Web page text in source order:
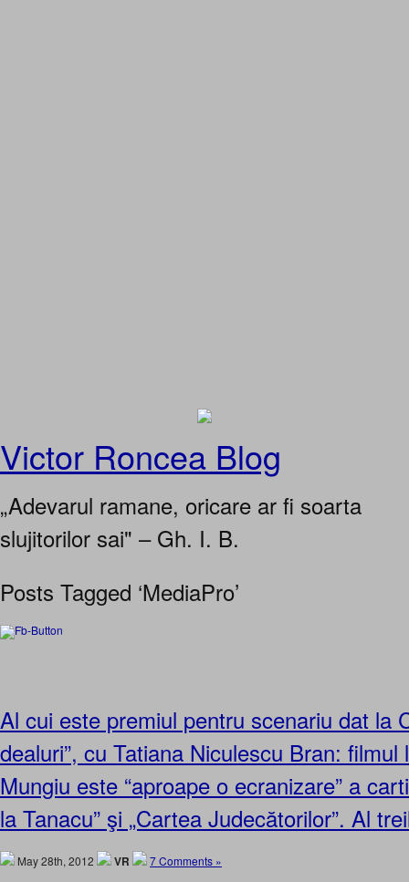
Victor Roncea Blog
„Adevarul ramane, oricare ar fi soarta
slujitorilor sai" – Gh. I. B.
Posts Tagged ‘MediaPro’
Al cui este premiul pentru scenariu dat la
dealuri”, cu Tatiana Niculescu Bran: filmul
Mungiu este “aproape o ecranizare” a
la Tanacu” şi „Cartea Judecătorilor”. Al
May 28th, 2012 VR 7 Comments »